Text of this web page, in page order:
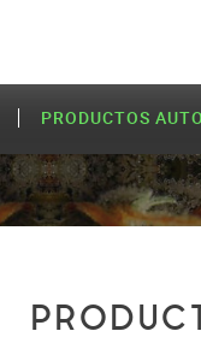
PRODUCTOS